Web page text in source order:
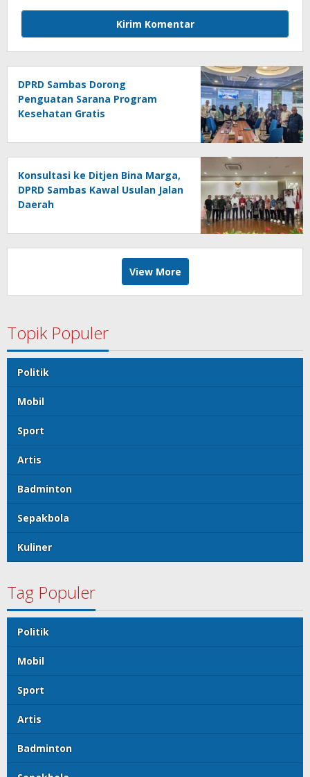
DPRD Sambas Dorong
Penguatan Sarana Program
Kesehatan Gratis
Konsultasi ke Ditjen Bina Marga,
DPRD Sambas Kawal Usulan Jalan
Daerah
View More
Topik Populer
Politik
Mobil
Sport
Artis
Badminton
Sepakbola
Kuliner
Tag Populer
Politik
Mobil
Sport
Artis
Badminton